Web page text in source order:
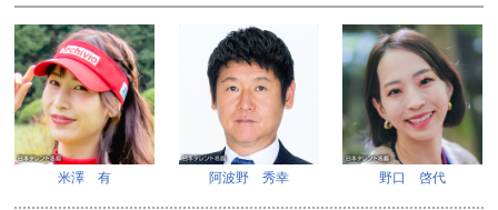
米澤 有 阿波野 秀幸 野口 啓代